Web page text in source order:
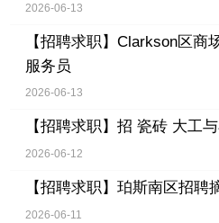
2026-06-13
【招聘求职】 Clarkson区商
服务员
2026-06-13
【招聘求职】 招 瓷砖 大工
2026-06-12
【招聘求职】 珀斯南区招聘
2026-06-11